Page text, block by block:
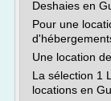
Deshaies en
Pour une
Une location
La sélection 1
locations en